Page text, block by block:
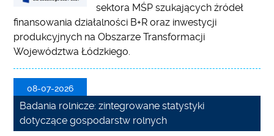
sektora MŚP szukających źródeł
finansowania działalności B+R oraz inwestycji
produkcyjnych na Obszarze Transformacji
Województwa Łódzkiego.
08-07-2026
Badania rolnicze: zintegrowane statystyki
dotyczące gospodarstw rolnych